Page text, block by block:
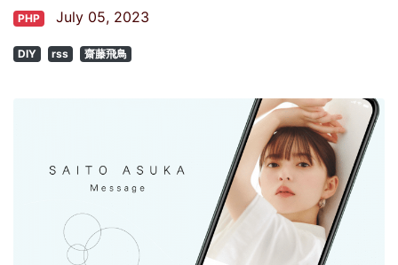
PHP July 05, 2023
DIY rss 齋藤飛鳥